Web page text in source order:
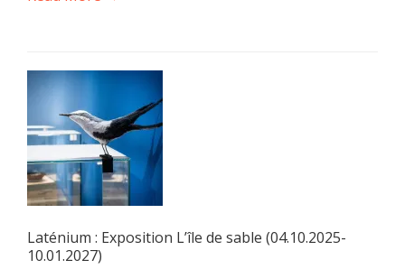
Laténium : Exposition L’île de sable (04.10.2025-
10.01.2027)